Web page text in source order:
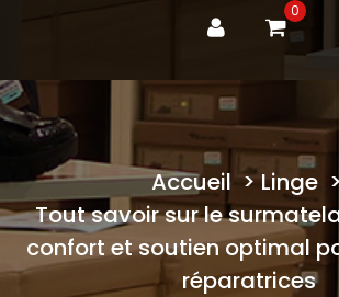
0
Accueil>Linge>
Tout savoir sur le
confort et soutien optimal
réparatrices